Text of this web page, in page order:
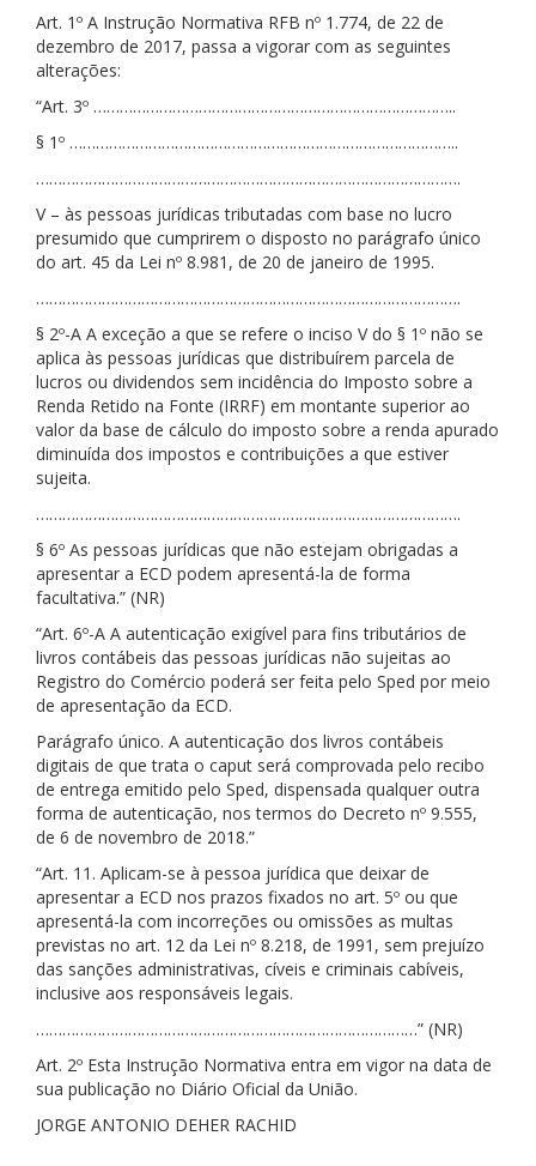
Art. 1º A Instrução Normativa RFB nº 1.774, de 22 de
dezembro de 2017, passa a vigorar com as seguintes
alterações:
“Art. 3º ………………………………………………………………………..
§ 1º ……………………………………………………………………………..
…………………………………………………………………………………….
V – às pessoas jurídicas tributadas com base no lucro
presumido que cumprirem o disposto no parágrafo único
do art. 45 da Lei nº 8.981, de 20 de janeiro de 1995.
…………………………………………………………………………………….
§ 2º-A A exceção a que se refere o inciso V do § 1º não se
aplica às pessoas jurídicas que distribuírem parcela de
lucros ou dividendos sem incidência do Imposto sobre a
Renda Retido na Fonte (IRRF) em montante superior ao
valor da base de cálculo do imposto sobre a renda apurado
diminuída dos impostos e contribuições a que estiver
sujeita.
…………………………………………………………………………………….
§ 6º As pessoas jurídicas que não estejam obrigadas a
apresentar a ECD podem apresentá-la de forma
facultativa.” (NR)
“Art. 6º-A A autenticação exigível para fins tributários de
livros contábeis das pessoas jurídicas não sujeitas ao
Registro do Comércio poderá ser feita pelo Sped por meio
de apresentação da ECD.
Parágrafo único. A autenticação dos livros contábeis
digitais de que trata o caput será comprovada pelo recibo
de entrega emitido pelo Sped, dispensada qualquer outra
forma de autenticação, nos termos do Decreto nº 9.555,
de 6 de novembro de 2018.”
“Art. 11. Aplicam-se à pessoa jurídica que deixar de
apresentar a ECD nos prazos fixados no art. 5º ou que
apresentá-la com incorreções ou omissões as multas
previstas no art. 12 da Lei nº 8.218, de 1991, sem prejuízo
das sanções administrativas, cíveis e criminais cabíveis,
inclusive aos responsáveis legais.
……………………………………………………………………………” (NR)
Art. 2º Esta Instrução Normativa entra em vigor na data de
sua publicação no Diário Oficial da União.
JORGE ANTONIO DEHER RACHID